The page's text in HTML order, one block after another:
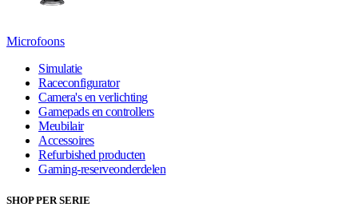
Microfoons
Simulatie
Raceconfigurator
Camera's en verlichting
Gamepads en controllers
Meubilair
Accessoires
Refurbished producten
Gaming-reserveonderdelen
SHOP PER SERIE